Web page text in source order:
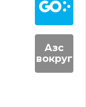
Азс
вокруг